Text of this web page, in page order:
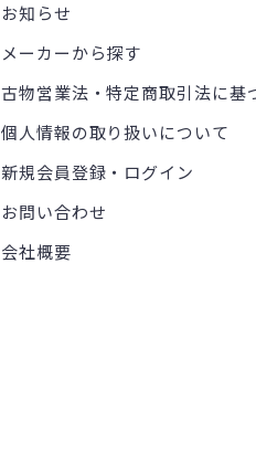
お知らせ
メーカーから探す
古物営業法・特定商取引法に基
個人情報の取り扱いについて
新規会員登録・ログイン
お問い合わせ
会社概要